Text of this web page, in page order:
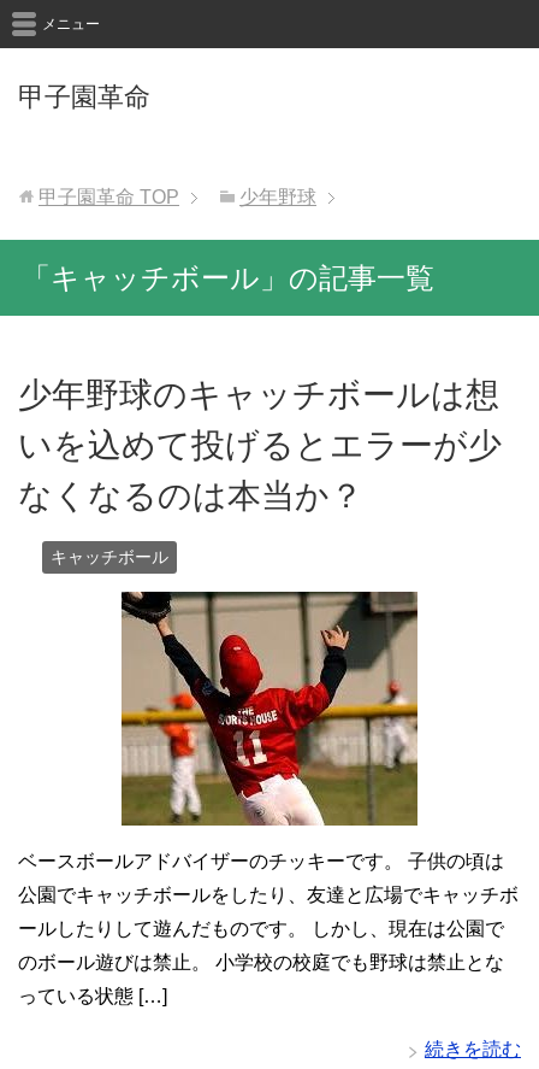
甲子園革命
メニュー
甲子園革命 TOP 少年野球
「キャッチボール」の記事一覧
少年野球のキャッチボールは想
いを込めて投げるとエラーが少
なくなるのは本当か？
キャッチボール
ベースボールアドバイザーのチッキーです。 子供の頃は
公園でキャッチボールをしたり、友達と広場でキャッチボ
ールしたりして遊んだものです。 しかし、現在は公園で
のボール遊びは禁止。 小学校の校庭でも野球は禁止とな
っている状態 […]
続きを読む